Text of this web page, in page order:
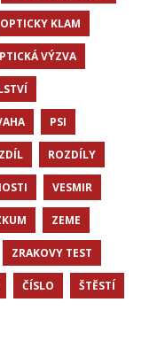
OPTICKY KLAM
VÝZVA
PSI
ROZDÍLY
VESMIR
ZEME
ZRAKOVY TEST
ČÍSLO ŠTĚSTÍ